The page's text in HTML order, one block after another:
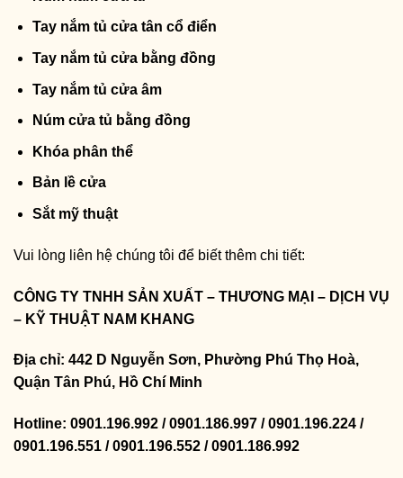
Tay nắm tủ cửa tân cổ điển
Tay nắm tủ cửa bằng đồng
Tay nắm tủ cửa âm
Núm cửa tủ bằng đồng
Khóa phân thể
Bản lề cửa
Sắt mỹ thuật
Vui lòng liên hệ chúng tôi để biết thêm chi tiết:
CÔNG TY TNHH SẢN XUẤT – THƯƠNG MẠI – DỊCH VỤ
– KỸ THUẬT NAM KHANG
Địa chỉ: 442 D Nguyễn Sơn, Phường Phú Thọ Hoà,
Quận Tân Phú, Hồ Chí Minh
Hotline: 0901.196.992 / 0901.186.997 / 0901.196.224 /
0901.196.551 / 0901.196.552 / 0901.186.992